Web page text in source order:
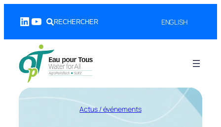
LinkedIn
YouTubeRECHERCHER ENGLISH
Actus / événements